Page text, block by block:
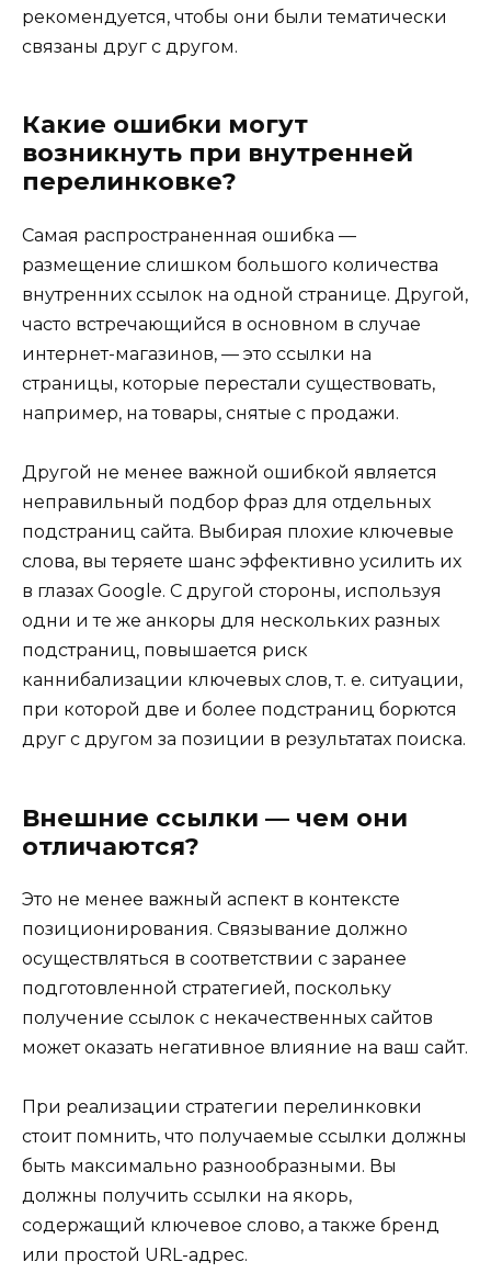
рекомендуется, чтобы они были тематически
связаны друг с другом.
Какие ошибки могут
возникнуть при внутренней
перелинковке?
Самая распространенная ошибка —
размещение слишком большого количества
внутренних ссылок на одной странице. Другой,
часто встречающийся в основном в случае
интернет-магазинов, — это ссылки на
страницы, которые перестали существовать,
например, на товары, снятые с продажи.
Другой не менее важной ошибкой является
неправильный подбор фраз для отдельных
подстраниц сайта. Выбирая плохие ключевые
слова, вы теряете шанс эффективно усилить их
в глазах Google. С другой стороны, используя
одни и те же анкоры для нескольких разных
подстраниц, повышается риск
каннибализации ключевых слов, т. е. ситуации,
при которой две и более подстраниц борются
друг с другом за позиции в результатах поиска.
Внешние ссылки — чем они
отличаются?
Это не менее важный аспект в контексте
позиционирования. Связывание должно
осуществляться в соответствии с заранее
подготовленной стратегией, поскольку
получение ссылок с некачественных сайтов
может оказать негативное влияние на ваш сайт.
При реализации стратегии перелинковки
стоит помнить, что получаемые ссылки должны
быть максимально разнообразными. Вы
должны получить ссылки на якорь,
содержащий ключевое слово, а также бренд
или простой URL-адрес.